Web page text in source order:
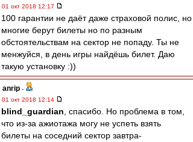
01 окт 2018 12:17
100 гарантии не даёт даже страховой полис, но
многие берут билеты но по разным
обстоятельствам на сектор не попаду. Ты не
менжуйся, в день игры найдёшь билет. Даю
такую установку :))
anrip -
01 окт 2018 12:14
blind_guardian , спасибо. Но проблема в том,
что из-за ажиотажа могу не успеть взять
билеты на соседний сектор завтра-